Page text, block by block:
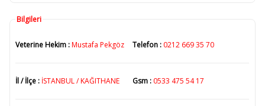
Bilgileri
Veterine Hekim :Mustafa Pekgöz Telefon : 0212 669 35 70
İl / İlçe : İSTANBUL / KAĞITHANE Gsm : 0533 475 54 17